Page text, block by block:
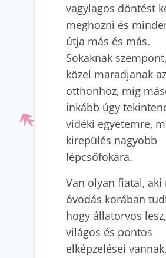
vagylagos döntést
meghozni és
útja más és más.
Sokaknak
közel maradjanak az
otthonhoz, míg
inkább úgy
vidéki egyetemre,
kirepülés nagyobb
lépcsőfokára.
Van olyan fiatal, aki
óvodás korában
hogy állatorvos lesz,
világos és pontos
elképzelései